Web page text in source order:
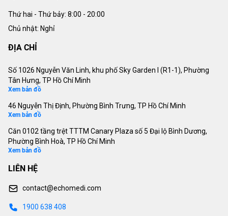
Thứ hai - Thứ bảy: 8:00 - 20:00
Chủ nhật: Nghỉ
ĐỊA CHỈ
Số 1026 Nguyễn Văn Linh, khu phố Sky Garden I (R1-1), Phường
Tân Hưng, TP Hồ Chí Minh
Xem bản đồ
46 Nguyễn Thị Định, Phường Bình Trưng, TP Hồ Chí Minh
Xem bản đồ
Căn 0102 tầng trệt TTTM Canary Plaza số 5 Đại lộ Bình Dương,
Phường Bình Hoà, TP Hồ Chí Minh
Xem bản đồ
LIÊN HỆ
contact@echomedi.com
1900 638 408